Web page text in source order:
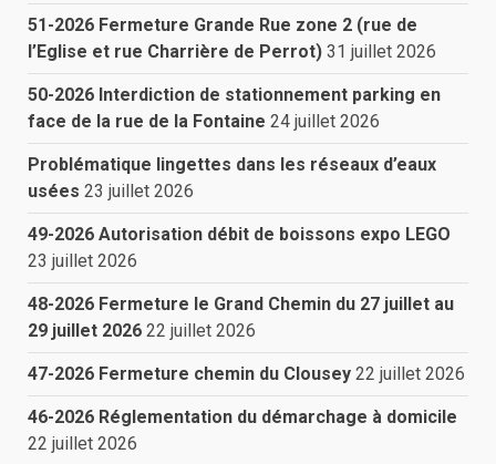
51-2026 Fermeture Grande Rue zone 2 (rue de
l’Eglise et rue Charrière de Perrot) 31 juillet 2026
50-2026 Interdiction de stationnement parking en
face de la rue de la Fontaine 24 juillet 2026
Problématique lingettes dans les réseaux d’eaux
usées 23 juillet 2026
49-2026 Autorisation débit de boissons expo LEGO
23 juillet 2026
48-2026 Fermeture le Grand Chemin du 27 juillet au
29 juillet 2026 22 juillet 2026
47-2026 Fermeture chemin du Clousey 22 juillet 2026
46-2026 Réglementation du démarchage à domicile
22 juillet 2026